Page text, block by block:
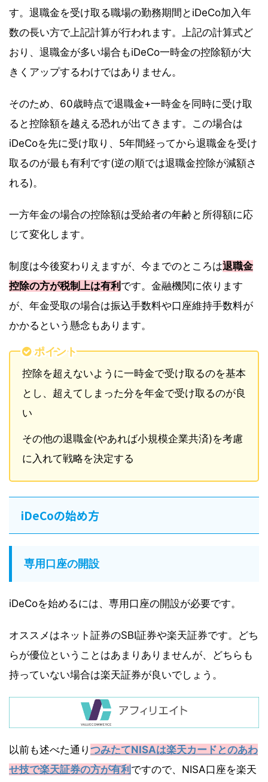
す。退職金を受け取る職場の勤務期間とiDeCo加入年
数の長い方で上記計算が行われます。上記の計算式ど
おり、退職金が多い場合もiDeCo一時金の控除額が大
きくアップするわけではありません。
そのため、60歳時点で退職金+一時金を同時に受け取
ると控除額を越える恐れが出てきます。この場合は
iDeCoを先に受け取り、5年間経ってから退職金を受け
取るのが最も有利です(逆の順では退職金控除が減額さ
れる)。
一方年金の場合の控除額は受給者の年齢と所得額に応
じて変化します。
制度は今後変わりえますが、今までのところは退職金
控除の方が税制上は有利 です。金融機関に依ります
が、年金受取の場合は振込手数料や口座維持手数料が
かかるという懸念もあります。
ポイント
控除を超えないように一時金で受け取るのを基本
とし、超えてしまった分を年金で受け取るのが良
い
その他の退職金(やあれば小規模企業共済)を考慮
に入れて戦略を決定する
iDeCoの始め方
専用口座の開設
iDeCoを始めるには、専用口座の開設が必要です。
オススメはネット証券のSBI証券や楽天証券です。どち
らが優位ということはあまりありませんが、どちらも
持っていない場合は楽天証券が良いでしょう。
以前も述べた通り つみたてNISAは楽天カードとのあわ
せ技で楽天証券の方が有利 ですので、NISA口座を楽天